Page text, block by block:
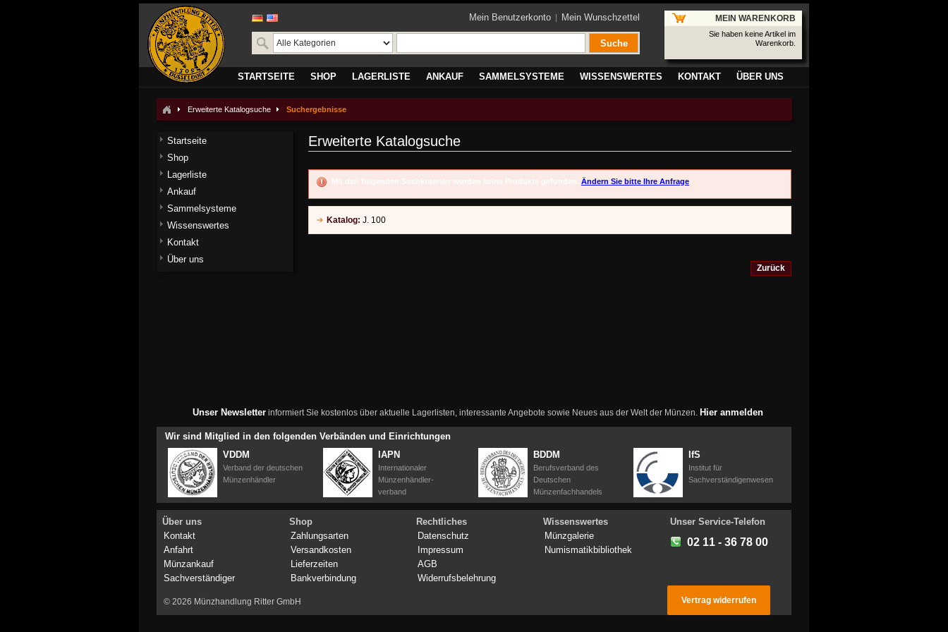
Mein Benutzerkonto Mein Wunschzettel
Suche
MEIN WARENKORB
Sie haben keine Artikel im
Warenkorb.
STARTSEITE SHOP LAGERLISTE ANKAUF SAMMELSYSTEME WISSENSWERTES KONTAKT ÜBER UNS
Erweiterte Katalogsuche Suchergebnisse
Erweiterte Katalogsuche
Mit den folgenden Suchkriterien wurden keine Produkte gefunden. Ändern Sie bitte Ihre Anfrage
Katalog: J. 100
Zurück
Startseite
Shop
Lagerliste
Ankauf
Sammelsysteme
Wissenswertes
Kontakt
Über uns
Unser Newsletterinformiert Sie kostenlos über aktuelle Lagerlisten, interessante Angebote sowie Neues aus der Welt der Münzen. Hier anmelden
Wir sind Mitglied in den folgenden Verbänden und Einrichtungen
VDDM
Verband der deutschen
Münzenhändler
IAPN
Internationaler
Münzenhändler-
verband
BDDM
Berufsverband des
Deutschen
Münzenfachhandels
IfS
Institut für
Sachverständigenwesen
Über uns
Kontakt
Anfahrt
Münzankauf
Sachverständiger
Shop
Zahlungsarten
Versandkosten
Lieferzeiten
Bankverbindung
Rechtliches
Datenschutz
Impressum
AGB
Widerrufsbelehrung
Wissenswertes
Münzgalerie
Numismatikbibliothek
Unser Service-Telefon
02 11 - 36 78 00
© 2026 Münzhandlung Ritter GmbH Vertrag widerrufen